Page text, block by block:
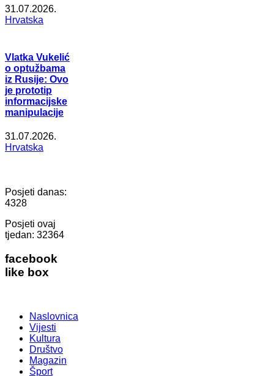
31.07.2026.
Hrvatska
Vlatka Vukelić
o optužbama
iz Rusije: Ovo
je prototip
informacijske
manipulacije
31.07.2026.
Hrvatska
Posjeti danas:
4328
Posjeti ovaj
tjedan: 32364
facebook
like box
Naslovnica
Vijesti
Kultura
Društvo
Magazin
Šport